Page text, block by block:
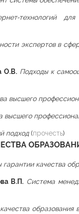
технологий
экспертов в
О.В. Подходы к
высшего
подход(прочесть)
качества
В.П. Система